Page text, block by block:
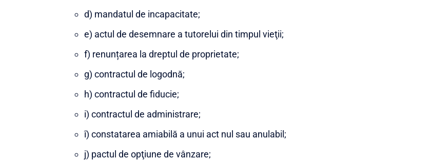
d) mandatul de incapacitate;
e) actul de desemnare a tutorelui din timpul vieţii;
f) renunțarea la dreptul de proprietate;
g) contractul de logodnă;
h) contractul de fiducie;
i) contractul de administrare;
î) constatarea amiabilă a unui act nul sau anulabil;
j) pactul de opţiune de vânzare;